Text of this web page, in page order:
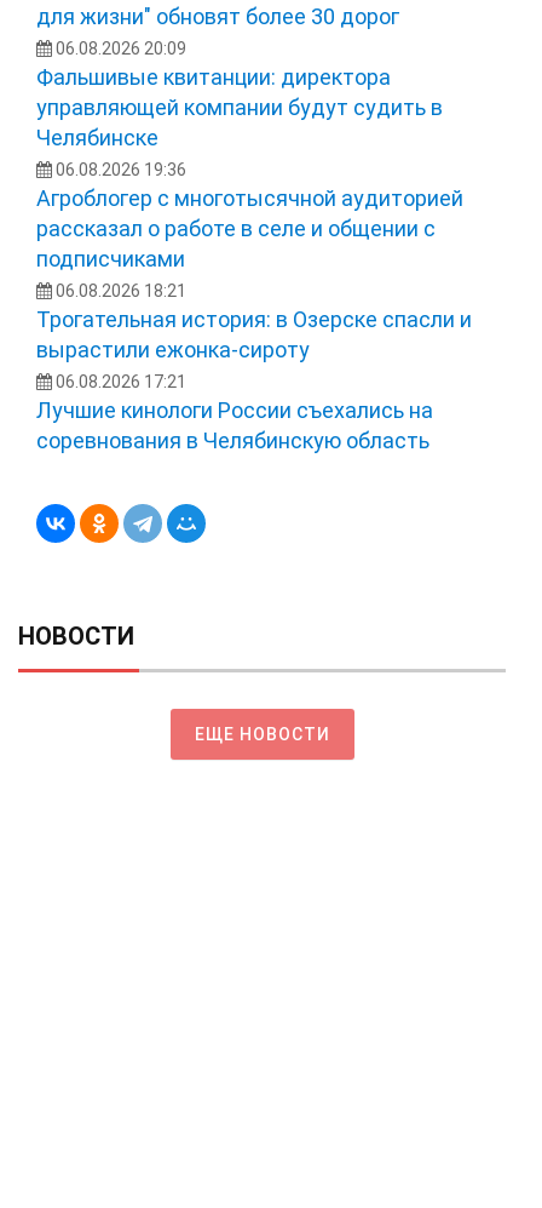
для жизни" обновят более 30 дорог
06.08.2026 20:09
Фальшивые квитанции: директора
управляющей компании будут судить в
Челябинске
06.08.2026 19:36
Агроблогер с многотысячной аудиторией
рассказал о работе в селе и общении с
подписчиками
06.08.2026 18:21
Трогательная история: в Озерске спасли и
вырастили ежонка‑сироту
06.08.2026 17:21
Лучшие кинологи России съехались на
соревнования в Челябинскую область
НОВОСТИ
ЕЩЕ НОВОСТИ